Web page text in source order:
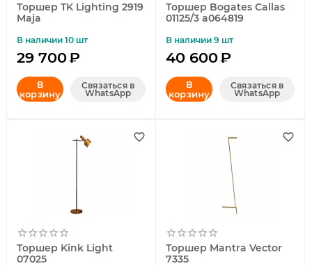
Торшер TK Lighting 2919
Maja
В наличии 10 шт
29 700₽
В
корзину
Связаться в
WhatsApp
Торшер Bogates Callas
01125/3 a064819
В наличии 9 шт
40 600₽
В
корзину
Связаться в
WhatsApp
Торшер Kink Light
07025
Торшер Mantra Vector
7335